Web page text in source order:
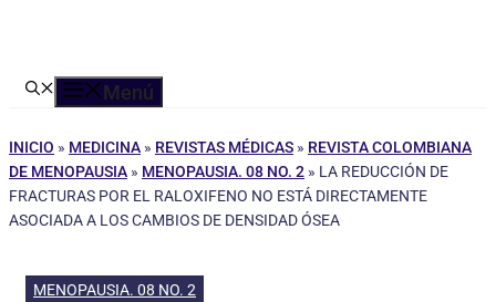
Menú
INICIO » MEDICINA » REVISTAS MÉDICAS » REVISTA COLOMBIANA
DE MENOPAUSIA » MENOPAUSIA. 08 NO. 2 » LA REDUCCIÓN DE
FRACTURAS POR EL RALOXIFENO NO ESTÁ DIRECTAMENTE
ASOCIADA A LOS CAMBIOS DE DENSIDAD ÓSEA
MENOPAUSIA. 08 NO. 2